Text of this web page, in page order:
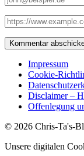
Impressum
Cookie-
Disclaimer –
Offenlegung
© 2026 Chris-Ta's-
Unsere digitalen